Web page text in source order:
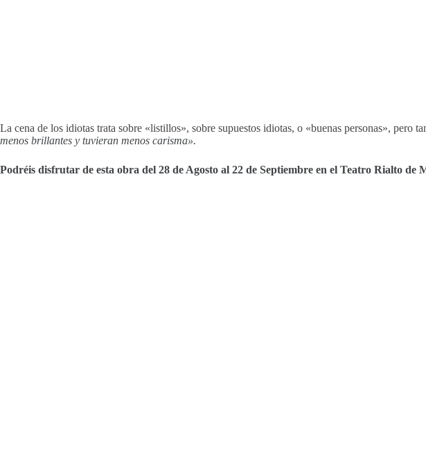
La cena de los idiotas trata sobre «listillos», sobre supuestos idiotas, o «buenas personas», pero
menos brillantes y tuvieran menos carisma».
Podréis disfrutar de esta obra del 28 de Agosto al 22 de Septiembre en el Teatro Rialto de